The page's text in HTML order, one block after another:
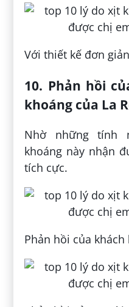
Với thiết kế đơn
10. Phản hồi
khoáng của La
Nhờ những tính
khoáng này nhận
tích cực.
Phản hồi của khách